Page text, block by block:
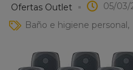
Ofertas Outlet 05/03/
Baño e higiene personal